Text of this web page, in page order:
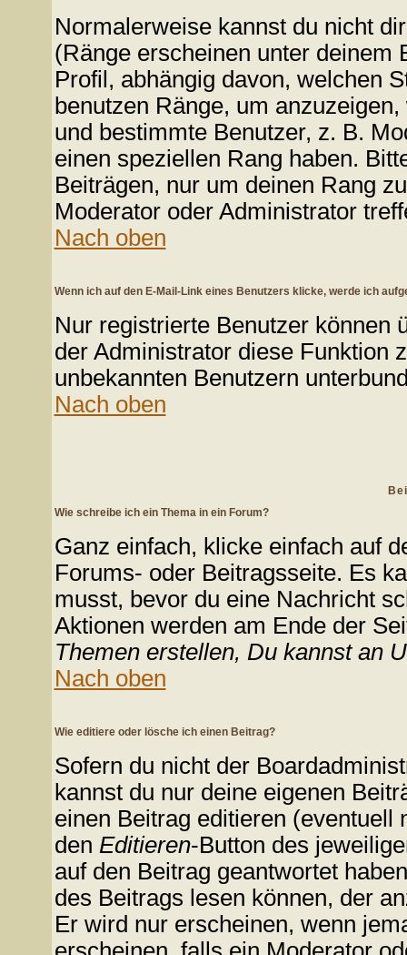
Normalerweise kannst du nicht
(Ränge erscheinen unter deinem
Profil, abhängig davon, welchen
benutzen Ränge, um
und bestimmte Benutzer, z. B.
einen speziellen Rang haben.
Beiträgen, nur um deinen Rang
Moderator oder Administrator
Nach oben
Wenn ich auf den E-Mail-Link eines Benutzers klicke, werde ich
Nur registrierte Benutzer können
der Administrator diese Funktion
unbekannten Benutzern
Nach oben
Wie schreibe ich ein Thema in ein Forum?
Ganz einfach, klicke einfach auf
Forums- oder Beitragsseite. Es
musst, bevor du eine Nachricht
Aktionen werden am Ende der
Themen erstellen, Du kannst an
Nach oben
Wie editiere oder lösche ich einen Beitrag?
Sofern du nicht der
kannst du nur deine eigenen
einen Beitrag editieren (eventuell
den Editieren-Button des
auf den Beitrag geantwortet
des Beitrags lesen können, der
Er wird nur erscheinen, wenn